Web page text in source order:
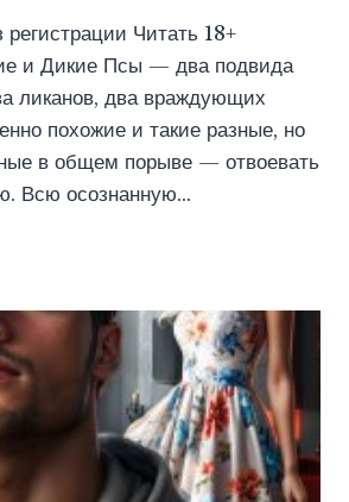
регистрации Читать 18+
и Дикие Псы — два подвида
ликанов, два враждующих
похожие и такие разные, но
в общем порыве — отвоевать
Всю осознанную…